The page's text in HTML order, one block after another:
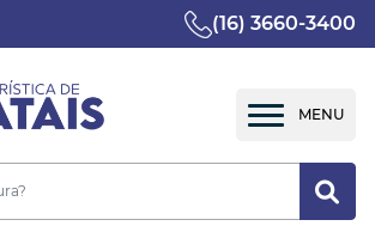
(16) 3660-3400